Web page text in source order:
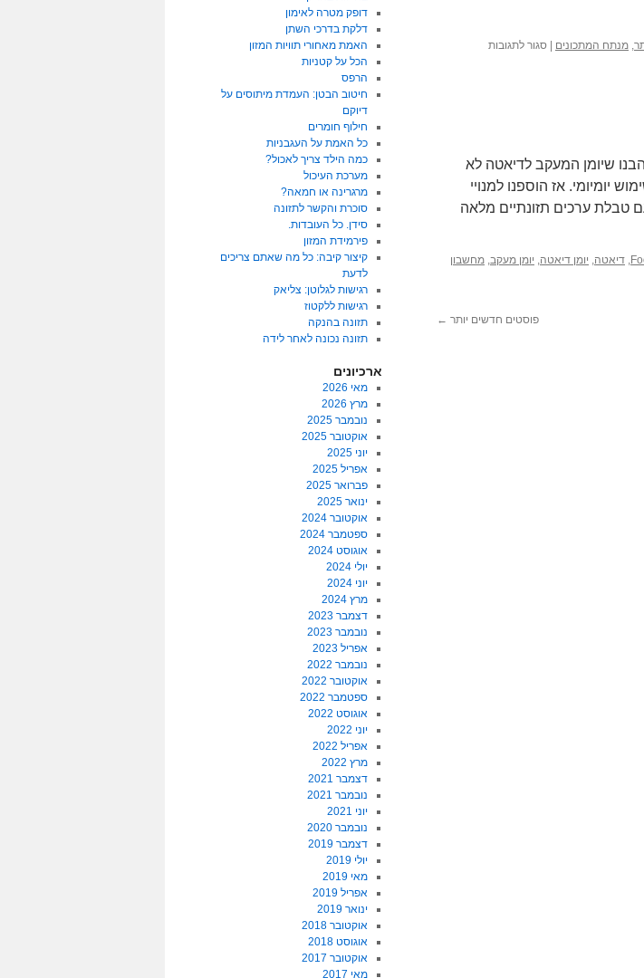
, מנתח המתכונים סגור לתגובותעל
שיומן המעקב לדיאטה לא
יומיומי. אז הוספנו למנויי
טבלת ערכים תזונתיים מלאה
, דיאטה, יומן דיאטה, יומן מעקב, מחשבון
פוסטים חדשים יותר ←
דופק מטרה לאימון
דלקת בדרכי השתן
האמת מאחורי תוויות המזון
הכל על קטניות
הרפס
חיטוב הבטן: העמדת מיתוסים על
דיוקם
חילוף חומרים
כל האמת על העגבניות
כמה הילד צריך לאכול?
מערכת העיכול
מרגרינה או חמאה?
סוכרת והקשר לתזונה
סידן. כל העובדות.
פירמידת המזון
קיצור קיבה: כל מה שאתם צריכים
לדעת
רגישות לגלוטן: צליאק
רגישות ללקטוז
תזונה בהנקה
תזונה נכונה לאחר לידה
ארכיונים
מאי 2026
מרץ 2026
נובמבר 2025
אוקטובר 2025
יוני 2025
אפריל 2025
פברואר 2025
ינואר 2025
אוקטובר 2024
ספטמבר 2024
אוגוסט 2024
יולי 2024
יוני 2024
מרץ 2024
דצמבר 2023
נובמבר 2023
אפריל 2023
נובמבר 2022
אוקטובר 2022
ספטמבר 2022
אוגוסט 2022
יוני 2022
אפריל 2022
מרץ 2022
דצמבר 2021
נובמבר 2021
יוני 2021
נובמבר 2020
דצמבר 2019
יולי 2019
מאי 2019
אפריל 2019
ינואר 2019
אוקטובר 2018
אוגוסט 2018
אוקטובר 2017
מאי 2017